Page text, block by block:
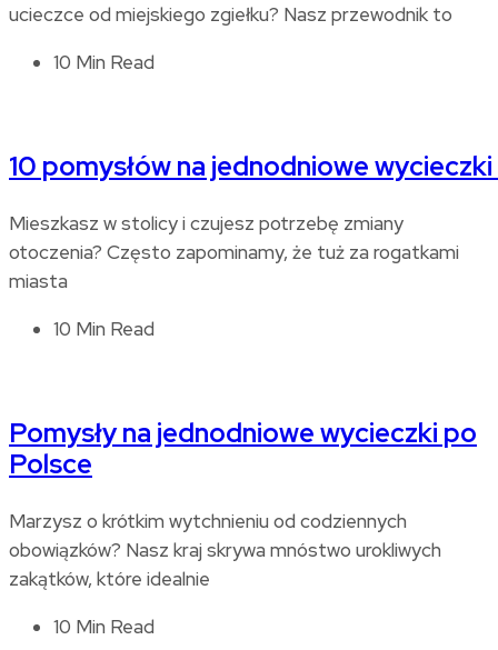
ucieczce od miejskiego zgiełku? Nasz przewodnik to
10 Min Read
10 pomysłów na jednodniowe
Mieszkasz w stolicy i czujesz potrzebę zmiany
otoczenia? Często zapominamy, że tuż za rogatkami
miasta
10 Min Read
Pomysły na jednodniowe wycieczki po
Polsce
Marzysz o krótkim wytchnieniu od codziennych
obowiązków? Nasz kraj skrywa mnóstwo urokliwych
zakątków, które idealnie
10 Min Read